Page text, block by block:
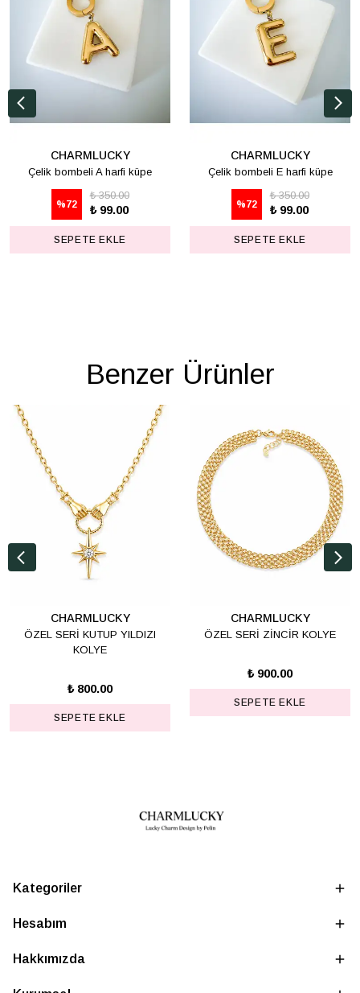
CHARMLUCKY
Çelik bombeli A harfi küpe
%72
₺ 350.00
₺ 99.00
SEPETE EKLE
CHARMLUCKY
Çelik bombeli E harfi küpe
%72
₺ 350.00
₺ 99.00
SEPETE EKLE
Benzer Ürünler
CHARMLUCKY
ÖZEL SERİ KUTUP YILDIZI
KOLYE
₺ 800.00
SEPETE EKLE
CHARMLUCKY
ÖZEL SERİ ZİNCİR KOLYE
₺ 900.00
SEPETE EKLE
Kategoriler
Hesabım
Hakkımızda